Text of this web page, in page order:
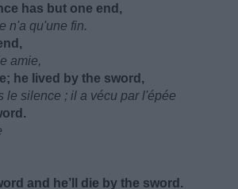
has but one end,
n'a qu'une fin.
amie,
he lived by the sword,
le silence ; il a vécu par l'épée
and he’ll die by the sword.